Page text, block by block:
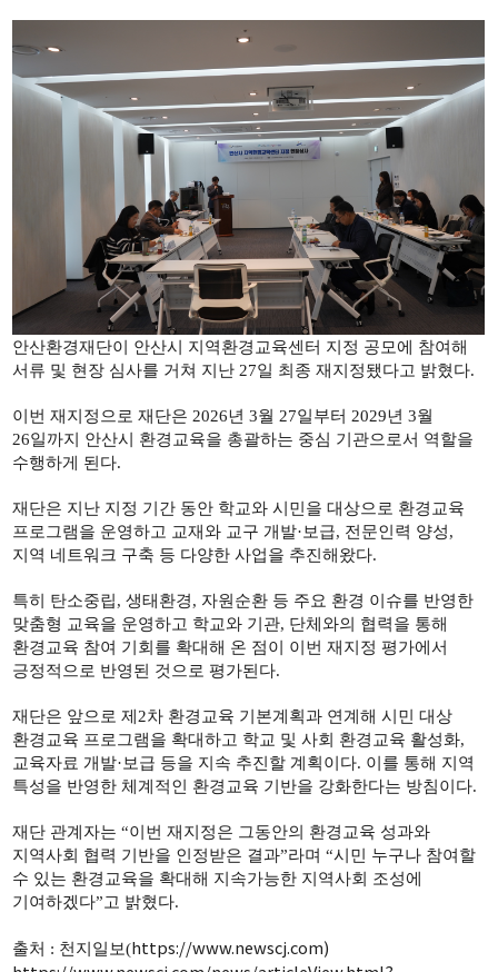
안산환경재단이 안산시 지역환경교육센터 지정 공모에 참여해
서류 및 현장 심사를 거쳐 지난 27일 최종 재지정됐다고 밝혔다.
이번 재지정으로 재단은 2026년 3월 27일부터 2029년 3월
26일까지 안산시 환경교육을 총괄하는 중심 기관으로서 역할을
수행하게 된다.
재단은 지난 지정 기간 동안 학교와 시민을 대상으로 환경교육
프로그램을 운영하고 교재와 교구 개발·보급, 전문인력 양성,
지역 네트워크 구축 등 다양한 사업을 추진해왔다.
특히 탄소중립, 생태환경, 자원순환 등 주요 환경 이슈를 반영한
맞춤형 교육을 운영하고 학교와 기관, 단체와의 협력을 통해
환경교육 참여 기회를 확대해 온 점이 이번 재지정 평가에서
긍정적으로 반영된 것으로 평가된다.
재단은 앞으로 제2차 환경교육 기본계획과 연계해 시민 대상
환경교육 프로그램을 확대하고 학교 및 사회 환경교육 활성화,
교육자료 개발·보급 등을 지속 추진할 계획이다. 이를 통해 지역
특성을 반영한 체계적인 환경교육 기반을 강화한다는 방침이다.
재단 관계자는 “이번 재지정은 그동안의 환경교육 성과와
지역사회 협력 기반을 인정받은 결과”라며 “시민 누구나 참여할
수 있는 환경교육을 확대해 지속가능한 지역사회 조성에
기여하겠다”고 밝혔다.
출처 : 천지일보(https://www.newscj.com)